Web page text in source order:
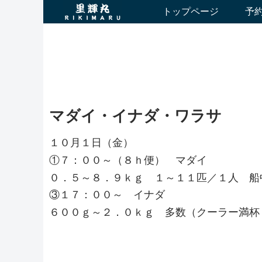
トップページ 予
マダイ・イナダ・ワラサ
１０月１日（金）
①７：００～（８ｈ便） マダイ
０．５～８．９ｋｇ １～１１匹／１人 船
③１７：００～ イナダ
６００ｇ～２．０ｋｇ 多数（クーラー満杯